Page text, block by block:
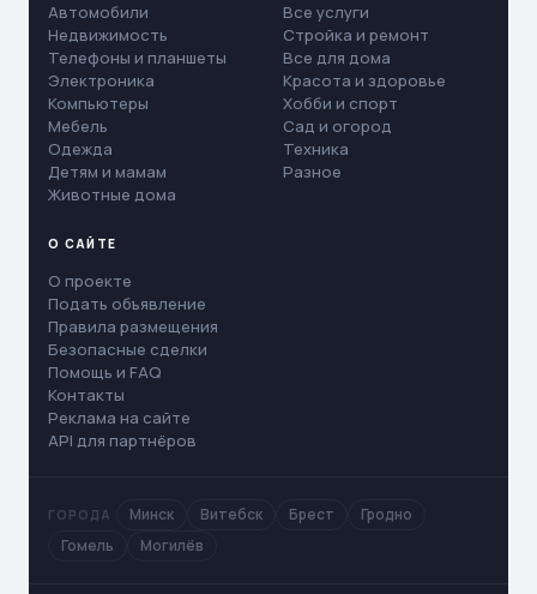
Автомобили
Недвижимость
Телефоны и планшеты
Электроника
Компьютеры
Мебель
Одежда
Детям и мамам
Животные дома
Все услуги
Стройка и ремонт
Все для дома
Красота и здоровье
Хобби и спорт
Сад и огород
Техника
Разное
О САЙТЕ
О проекте
Подать объявление
Правила размещения
Безопасные сделки
Помощь и FAQ
Контакты
Реклама на сайте
API для партнёров
ГОРОДА Минск Витебск Брест
Гродно
Гомель
Могилёв